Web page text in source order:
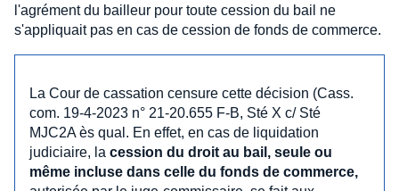
l'agrément du bailleur pour toute cession du bail ne
s'appliquait pas en cas de cession de fonds de commerce.
La Cour de cassation censure cette décision (Cass.
com. 19-4-2023 n° 21-20.655 F-B, Sté X c/ Sté
MJC2A ès qual. En effet, en cas de liquidation
judiciaire, la cession du droit au bail, seule ou
même incluse dans celle du fonds de commerce,